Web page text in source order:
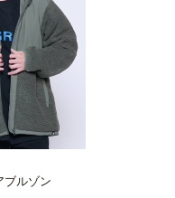
ブルゾン